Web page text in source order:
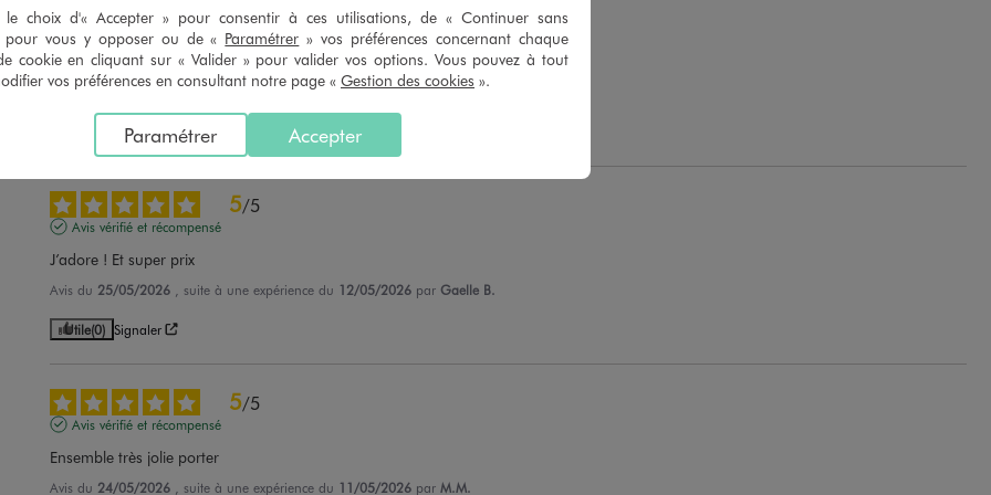
Avis vérifié et récompensé
Bien de calite
Avis du04/06/2026 , suite à une expérience du 21/05/2026 parKarima Z.
Signaler
5/5
Avis vérifié et récompensé
J’adore ! Et super prix
Avis du 25/05/2026 , suite à une expérience du 12/05/2026 par Gaelle B.
Utile(0) Signaler
5/5
Avis vérifié et récompensé
Ensemble très jolie porter
Avis du 24/05/2026 , suite à une expérience du 11/05/2026 par M.M.
le choix d'« Accepter » pour consentir à ces utilisations, de « Continuer sans
pour vous y opposer ou de « Paramétrer » vos préférences concernant chaque
cookie en cliquant sur « Valider » pour valider vos options. Vous pouvez à tout
vos préférences en consultant notre page « Gestion des cookies ».
Accepter
Paramétrer